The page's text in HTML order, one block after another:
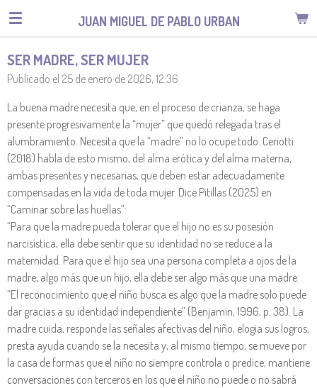
Ir
principal
JUAN MIGUEL DE PABLO URBAN
SER MADRE, SER MUJER
Publicado el 25 de enero de 2026, 12:36
La buena madre necesita que, en el proceso de crianza, se haga
presente progresivamente la “mujer” que quedó relegada tras el
alumbramiento. Necesita que la “madre” no lo ocupe todo. Ceriotti
(2018) habla de esto mismo, del alma erótica y del alma materna,
ambas presentes y necesarias, que deben estar adecuadamente
compensadas en la vida de toda mujer. Dice Pitillas (2025) en
“Caminar sobre las huellas”:
“Para que la madre pueda tolerar que el hijo no es su posesión
narcisística, ella debe sentir que su identidad no se reduce a la
maternidad. Para que el hijo sea una persona completa a ojos de la
madre, algo más que un hijo, ella debe ser algo más que una madre:
“El reconocimiento que el niño busca es algo que la madre solo puede
dar gracias a su identidad independiente” (Benjamín, 1996, p. 38). La
madre cuida, responde las señales afectivas del niño, elogia sus logros,
presta ayuda cuando se la necesita y, al mismo tiempo, se mueve por
la casa de formas que el niño no siempre controla o predice, mantiene
conversaciones con terceros en los que el niño no puede o no sabrá